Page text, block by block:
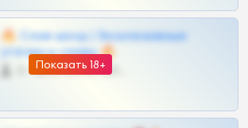
Показать 18+
🔥 Слив шкод | Эксклюзивные
утечки и сливы 🔥
0 •